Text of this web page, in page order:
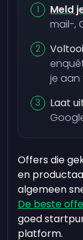
Meld
mail-,
je aan
Laat
Offers die
en
algemeen
De beste
goed
platform.